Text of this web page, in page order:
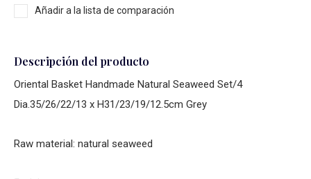
Añadir a la lista de comparación
Descripción del producto
Oriental Basket Handmade Natural Seaweed Set/4
Dia.35/26/22/13 x H31/23/19/12.5cm Grey
Raw material: natural seaweed